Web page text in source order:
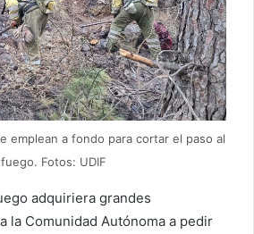
emplean a fondo para cortar el paso al
fuego. Fotos: UDIF
adquiriera grandes
la Comunidad Autónoma a pedir